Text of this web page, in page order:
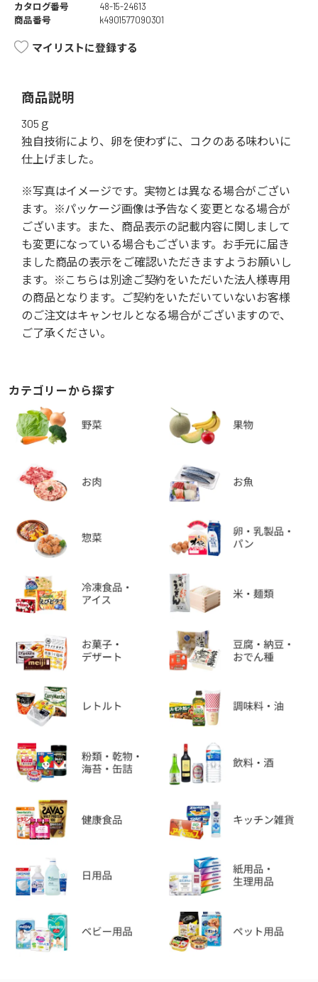
カタログ番号
48-15-24613
商品番号
k4901577090301
マイリストに登録する
商品説明
305ｇ
独自技術により、卵を使わずに、コクのある味わいに
仕上げました。
※写真はイメージです。実物とは異なる場合がござい
ます。※パッケージ画像は予告なく変更となる場合が
ございます。また、商品表示の記載内容に関しまして
も変更になっている場合もございます。お手元に届き
ました商品の表示をご確認いただきますようお願いし
ます。※こちらは別途ご契約をいただいた法人様専用
の商品となります。ご契約をいただいていないお客様
のご注文はキャンセルとなる場合がございますので、
ご了承ください。
カテゴリーから探す